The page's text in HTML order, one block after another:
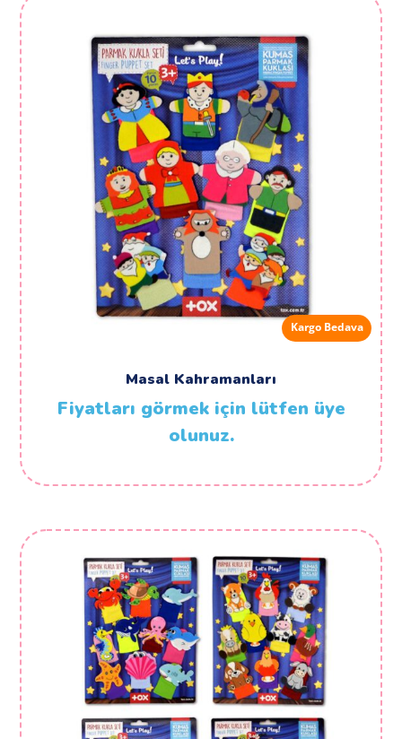
Kargo Bedava
Masal Kahramanları
Fiyatları görmek için lütfen üye
olunuz.